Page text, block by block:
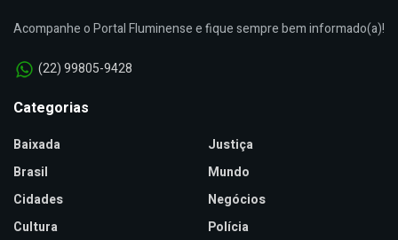
Acompanhe o Portal Fluminense e fique sempre bem informado(a)!
(22) 99805-9428
Categorias
Baixada
Brasil
Cidades
Cultura
Justiça
Mundo
Negócios
Polícia